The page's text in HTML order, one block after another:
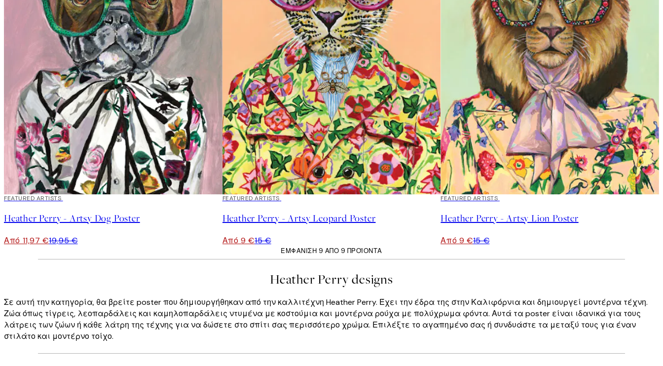
40%*
FEATURED ARTISTS
Heather Perry - Artsy Dog Poster
Από 11,97 €19,95 €
40%*
FEATURED ARTISTS
Heather Perry - Artsy Leopard Poster
Από 9 €15 €
40%*
FEATURED ARTISTS
Heather Perry - Artsy Lion Poster
Από 9 €15 €
ΕΜΦΆΝΙΣΗ 9 ΑΠΌ 9 ΠΡΟΪΌΝΤΑ
Heather Perry designs
Σε αυτή την κατηγορία, θα βρείτε poster που δημιουργήθηκαν από την καλλιτέχνη Heather Perry. Έχει την έδρα της στην Καλιφόρνια και δημιουργεί μοντέρνα τέχνη.
Ζώα όπως τίγρεις, λεοπαρδάλεις και καμηλοπαρδάλεις ντυμένα με κοστούμια και μοντέρνα ρούχα με πολύχρωμα φόντα. Αυτά τα poster είναι ιδανικά για τους
λάτρεις των ζώων ή κάθε λάτρη της τέχνης για να δώσετε στο σπίτι σας περισσότερο χρώμα. Επιλέξτε το αγαπημένο σας ή συνδυάστε τα μεταξύ τους για έναν
στιλάτο και μοντέρνο τοίχο.